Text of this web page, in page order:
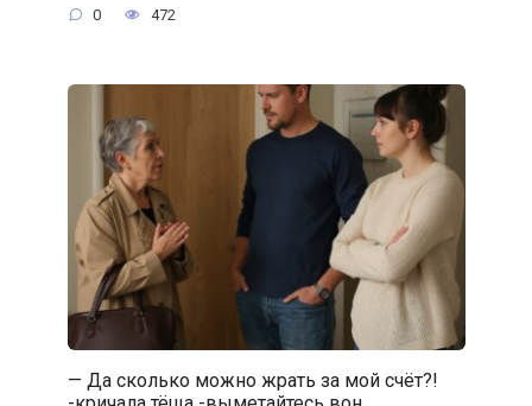
0 472
— Да сколько можно жрать за мой счёт?!